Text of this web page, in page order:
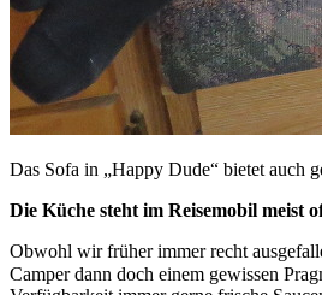
Das Sofa in „Happy Dude“ bietet auch
Die Küche steht im Reisemobil meist
Obwohl wir früher immer recht
Camper dann doch einem gewissen